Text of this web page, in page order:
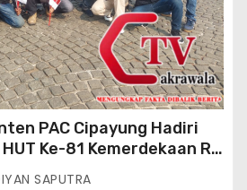
PAC Cipayung Hadiri
Ke-81 Kemerdekaan RI
SAPUTRA